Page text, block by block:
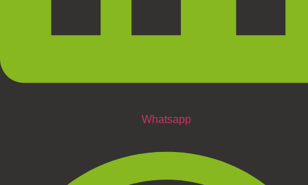
Whatsapp